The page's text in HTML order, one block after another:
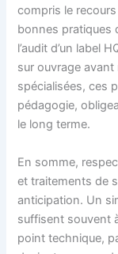
compris le
bonnes pratiques
l’audit d’un label
sur ouvrage
spécialisées, ces
pédagogie,
le long terme.
En somme,
et traitements de
anticipation. Un
suffisent souvent
point technique,